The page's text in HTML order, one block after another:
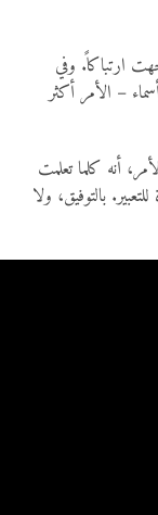
ارتباكاً. وفي
– الأمر أكثر
أنه كلما تعلمت
بالتوفيق، ولا